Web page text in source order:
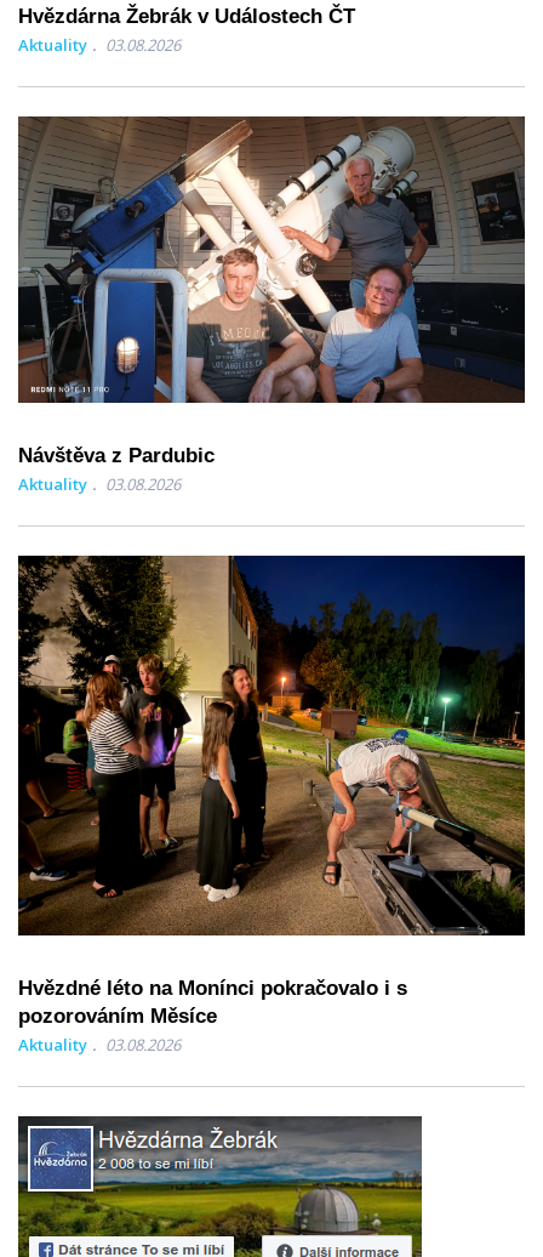
Hvězdárna Žebrák v Událostech ČT
Aktuality 03.08.2026
Návštěva z Pardubic
Aktuality 03.08.2026
Hvězdné léto na Monínci pokračovalo i s
pozorováním Měsíce
Aktuality 03.08.2026